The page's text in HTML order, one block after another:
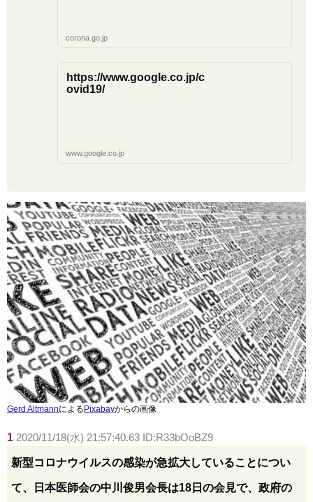
corona.go.jp
https://www.google.co.jp/c
ovid19/
www.google.co.jp
Gerd AltmannによるPixabayからの画像
1 2020/11/18(水) 21:57:40.63 ID:R33bOoBZ9
新型コロナウイルスの感染が急拡大していることについ
て、日本医師会の中川俊男会長は18日の会見で、政府の